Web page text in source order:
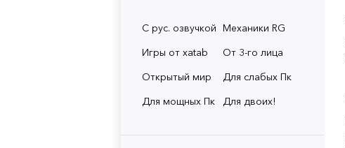
С рус. озвучкой Механики RG
Игры от xatab
От 3-го лица
Открытый мир
Для слабых Пк
Для мощных Пк
Для двоих!